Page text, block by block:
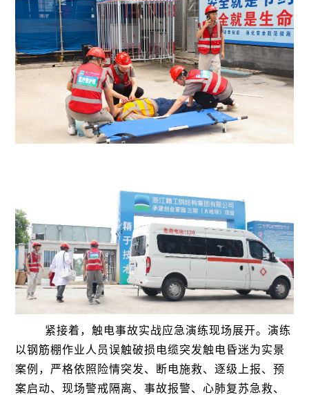
紧接着，触电事故实战应急演练现场展开。演练
以钢筋棚作业人员误触破损电缆突发触电昏迷为实景
案例，严格依照险情突发、断电施救、逐级上报、预
案启动、现场警戒隔离、事故报警、心肺复苏急救、